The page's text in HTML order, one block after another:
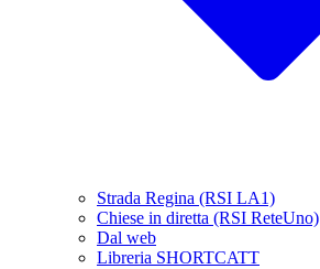
Strada Regina (RSI LA1)
Chiese in diretta (RSI ReteUno)
Dal web
Libreria SHORTCATT